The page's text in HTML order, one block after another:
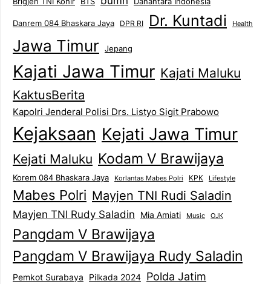
Danrem 084 Bhaskara Jaya DPR RI Dr. Kuntadi Health
Jawa Timur Jepang
Kajati Jawa Timur Kajati Maluku
KaktusBerita
Kapolri Jenderal Polisi Drs. Listyo Sigit Prabowo
Kejaksaan Kejati Jawa Timur
Kejati Maluku Kodam V Brawijaya
Korem 084 Bhaskara Jaya Korlantas Mabes Polri KPK Lifestyle
Mabes Polri Mayjen TNI Rudi Saladin
Mayjen TNI Rudy Saladin Mia Amiati Music OJK
Pangdam V Brawijaya
Pangdam V Brawijaya Rudy Saladin
Pemkot Surabaya Pilkada 2024 Polda Jatim